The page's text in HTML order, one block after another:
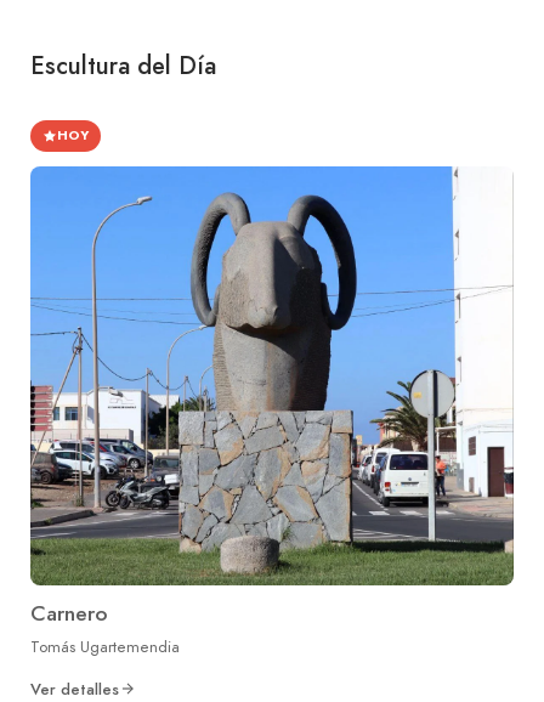
Escultura del Día
HOY
Carnero
Tomás Ugartemendia
Ver detalles